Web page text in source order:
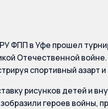
ФПП в Уфе прошел
Отечественной
спортивный азарт
рисунков детей и
героев войны,